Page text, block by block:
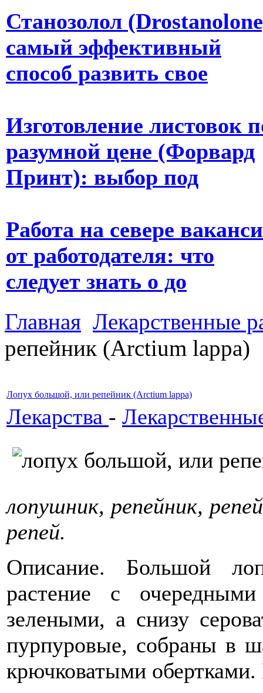
Станозолол
самый эффективный
способ развить свое
Изготовление листовок
разумной цене (Форвард
Принт): выбор под
Работа на севере
от работодателя: что
следует знать о до
Главная Лекарственные
репейник (Arctium lappa)
Лопух большой, или репейник (Arctium lappa)
Лекарства -
лопушник, репейник,
репей.
Описание. Большой
растение с
зелеными, а снизу
пурпуровые, собраны в
крючковатыми